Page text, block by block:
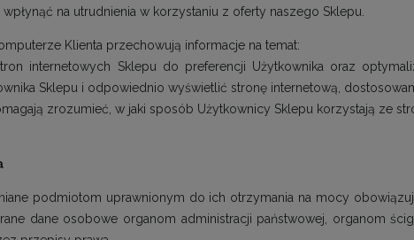
na utrudnienia w korzystaniu z oferty naszego Sklepu.
Klienta przechowują informacje na temat:
internetowych Sklepu do preferencji Użytkownika oraz
Sklepu i odpowiednio wyświetlić stronę internetową,
zrozumieć, w jaki sposób Użytkownicy Sklepu korzystają ze
podmiotom uprawnionym do ich otrzymania na mocy
dane osobowe organom administracji państwowej, organom